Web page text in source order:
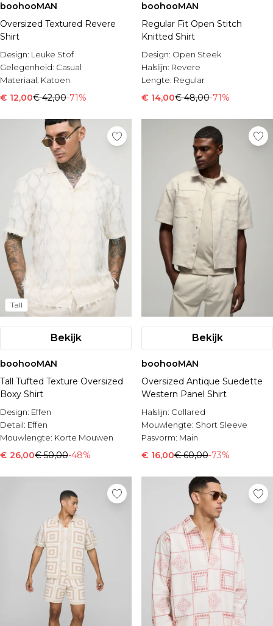
boohooMAN
Oversized Textured Revere
Shirt
Design: Leuke Stof
Gelegenheid: Casual
Materiaal: Katoen
€ 12,00€ 42,00-71%
boohooMAN
Regular Fit Open Stitch
Knitted Shirt
Design: Open Steek
Halslijn: Revere
Lengte: Regular
€ 14,00€ 48,00-71%
Tall
Bekijk
boohooMAN
Tall Tufted Texture Oversized
Boxy Shirt
Design: Effen
Detail: Effen
Mouwlengte: Korte Mouwen
€ 26,00€ 50,00-48%
Bekijk
boohooMAN
Oversized Antique Suedette
Western Panel Shirt
Halslijn: Collared
Mouwlengte: Short Sleeve
Pasvorm: Main
€ 16,00€ 60,00-73%